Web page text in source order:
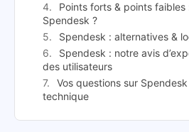
Points forts & points
Spendesk ?
Spendesk : alternatives &
Spendesk : notre avis
des utilisateurs
Vos questions sur Spendesk
technique